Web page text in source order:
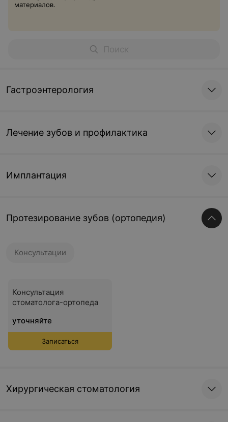
материалов.
Гастроэнтерология
Лечение зубов и профилактика
Имплантация
Протезирование зубов (ортопедия)
Консультации
Консультация
стоматолога-ортопеда
уточняйте
Записаться
Хирургическая стоматология